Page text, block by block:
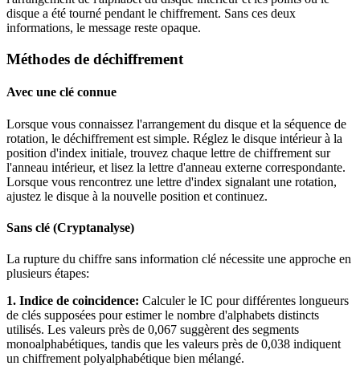
disque a été tourné pendant le chiffrement. Sans ces deux
informations, le message reste opaque.
Méthodes de déchiffrement
Avec une clé connue
Lorsque vous connaissez l'arrangement du disque et la séquence de
rotation, le déchiffrement est simple. Réglez le disque intérieur à la
position d'index initiale, trouvez chaque lettre de chiffrement sur
l'anneau intérieur, et lisez la lettre d'anneau externe correspondante.
Lorsque vous rencontrez une lettre d'index signalant une rotation,
ajustez le disque à la nouvelle position et continuez.
Sans clé (Cryptanalyse)
La rupture du chiffre sans information clé nécessite une approche en
plusieurs étapes:
1. Indice de coincidence: Calculer le IC pour différentes longueurs
de clés supposées pour estimer le nombre d'alphabets distincts
utilisés. Les valeurs près de 0,067 suggèrent des segments
monoalphabétiques, tandis que les valeurs près de 0,038 indiquent
un chiffrement polyalphabétique bien mélangé.